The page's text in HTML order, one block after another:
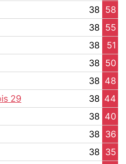
38
58
38
55
38
51
38
50
38 48
29 38 44
38 40
38
36
38
35